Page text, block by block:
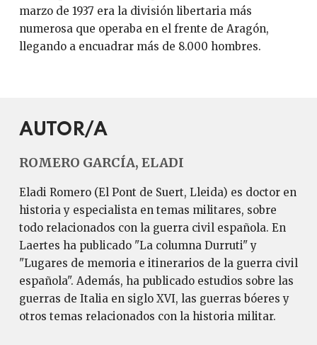
marzo de 1937 era la división libertaria más
numerosa que operaba en el frente de Aragón,
llegando a encuadrar más de 8.000 hombres.
AUTOR/A
ROMERO GARCÍA, ELADI
Eladi Romero (El Pont de Suert, Lleida) es doctor en
historia y especialista en temas militares, sobre
todo relacionados con la guerra civil española. En
Laertes ha publicado "La columna Durruti" y
"Lugares de memoria e itinerarios de la guerra civil
española". Además, ha publicado estudios sobre las
guerras de Italia en siglo XVI, las guerras bóeres y
otros temas relacionados con la historia militar.